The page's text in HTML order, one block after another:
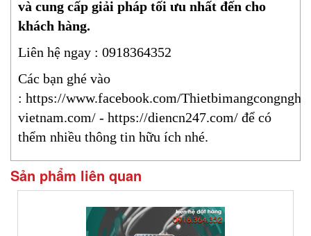
và cung cấp giải pháp tối ưu nhất đến cho
khách hàng.
Liên hệ ngay : 0918364352
Các bạn ghé vào
: https://www.facebook.com/
vietnam.com/ - https://diencn247.com/ để có
thểm nhiều thông tin hữu ích nhé.
Sản phẩm liên quan